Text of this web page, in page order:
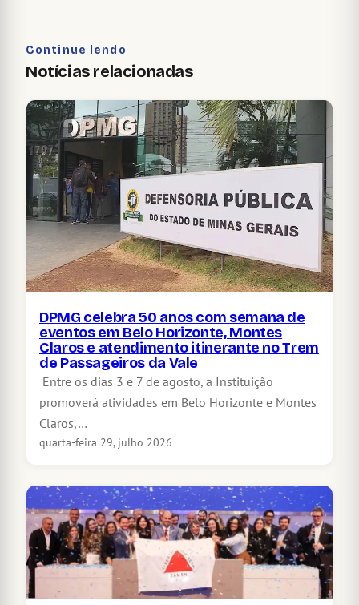
Continue lendo
Notícias relacionadas
DPMG celebra 50 anos com semana de
eventos em Belo Horizonte, Montes
Claros e atendimento itinerante no Trem
de Passageiros da Vale
Entre os dias 3 e 7 de agosto, a Instituição
promoverá atividades em Belo Horizonte e Montes
Claros,…
quarta-feira 29, julho 2026